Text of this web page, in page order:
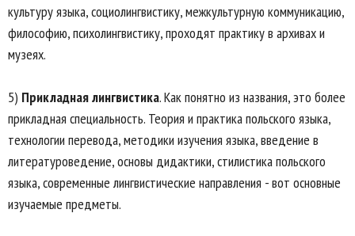
культуру языка, социолингвистику, межкультурную коммуникацию,
философию, психолингвистику, проходят практику в архивах и
музеях.
5) Прикладная лингвистика. Как понятно из названия, это более
прикладная специальность. Теория и практика польского языка,
технологии перевода, методики изучения языка, введение в
литературоведение, основы дидактики, стилистика польского
языка, современные лингвистические направления - вот основные
изучаемые предметы.